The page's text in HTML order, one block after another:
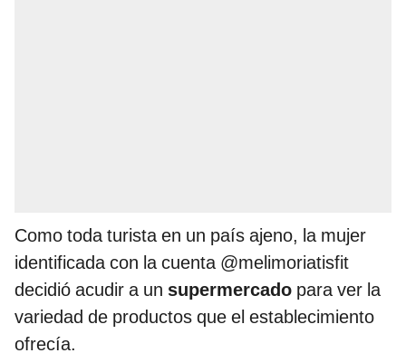
Como toda turista en un país ajeno, la mujer
identificada con la cuenta @melimoriatisfit
decidió acudir a un supermercado para ver la
variedad de productos que el establecimiento
ofrecía.